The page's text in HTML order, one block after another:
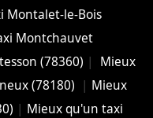
Montalet-le-Bois
Montchauvet
(78360) |
Mieux
(78180)
| Mieux
| Mieux qu'un taxi